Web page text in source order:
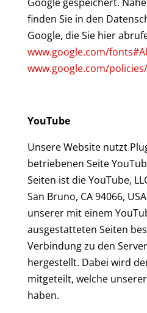
finden Sie in den
Google, die Sie hier
www.google.com/
www.google.com/
YouTube
Unsere Website nutzt
betriebenen Seite
Seiten ist die YouTube,
San Bruno, CA 94066,
unserer mit einem
ausgestatteten Seiten
Verbindung zu den
hergestellt. Dabei wird
mitgeteilt, welche
haben.